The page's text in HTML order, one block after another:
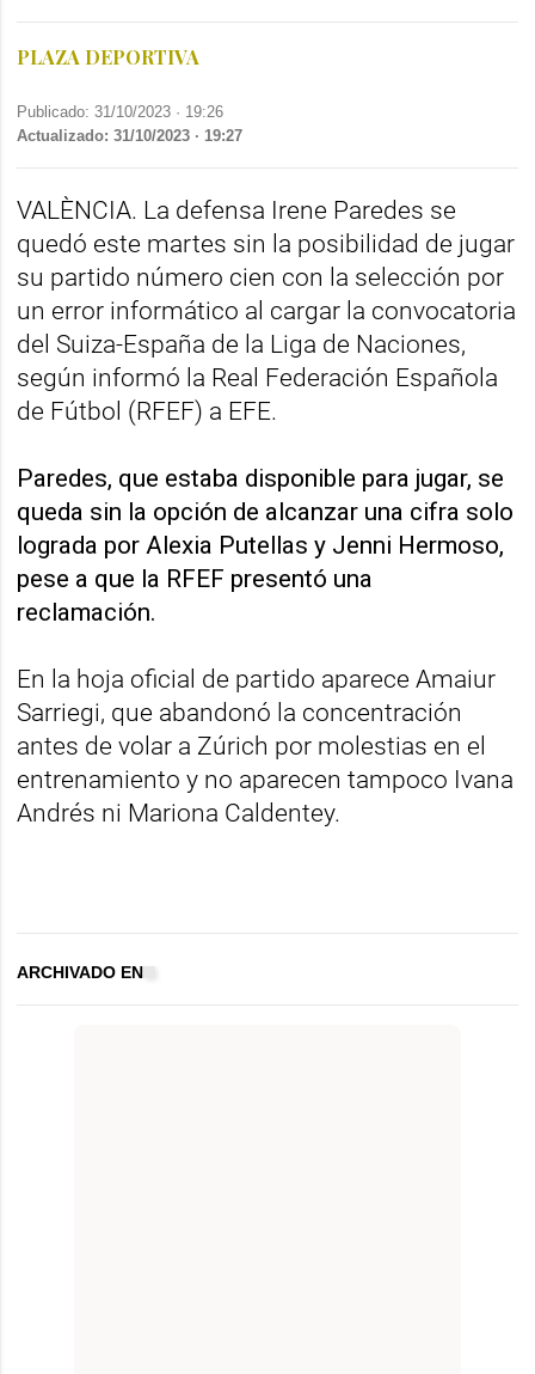
PLAZA DEPORTIVA
Publicado: 31/10/2023 · 19:26
Actualizado: 31/10/2023 · 19:27
VALÈNCIA. La defensa Irene Paredes se
quedó este martes sin la posibilidad de jugar
su partido número cien con la selección por
un error informático al cargar la convocatoria
del Suiza-España de la Liga de Naciones,
según informó la Real Federación Española
de Fútbol (RFEF) a EFE.
Paredes, que estaba disponible para jugar, se
queda sin la opción de alcanzar una cifra solo
lograda por Alexia Putellas y Jenni Hermoso,
pese a que la RFEF presentó una
reclamación.
En la hoja oficial de partido aparece Amaiur
Sarriegi, que abandonó la concentración
antes de volar a Zúrich por molestias en el
entrenamiento y no aparecen tampoco Ivana
Andrés ni Mariona Caldentey.
ARCHIVADO EN